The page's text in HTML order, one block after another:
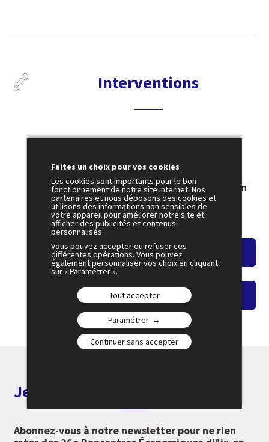
Interventions
11:30
SESSION 25
La défense, levier de réindustrialisation
tant attendu ?
Amphi 5
Voir le résumé
Voir le replay
Je m'abonne aux alertes
Abonnez-vous à notre newsletter pour ne rien
Faites un choix pour vos cookies
Les cookies sont importants pour le bon
fonctionnement de notre site internet. Nos
partenaires et nous déposons des cookies et
utilisons des informations non sensibles de
votre appareil pour améliorer notre site et
afficher des publicités et contenus
personnalisés.
Vous pouvez accepter ou refuser ces
différentes opérations. Vous pouvez
également personnaliser vos choix en cliquant
sur « Paramétrer ».
Tout accepter
Paramétrer
Continuer sans accepter